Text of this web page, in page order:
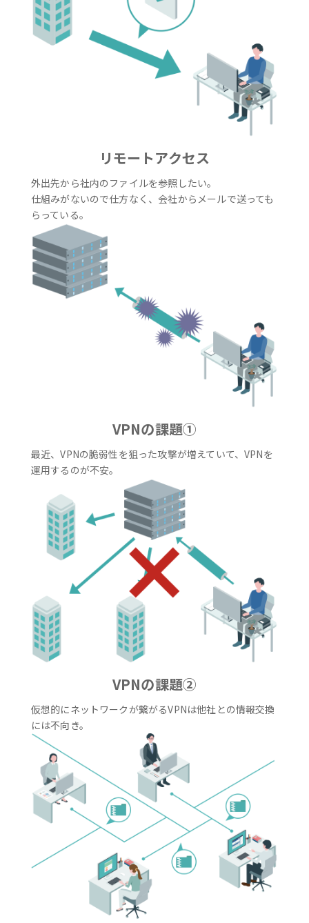
リモートアクセス
外出先から社内のファイルを参照したい。
仕組みがないので仕方なく、会社からメールで送っても
らっている。
VPNの課題①
最近、VPNの脆弱性を狙った攻撃が増えていて、VPNを
運用するのが不安。
VPNの課題②
仮想的にネットワークが繋がるVPNは他社との情報交換
には不向き。